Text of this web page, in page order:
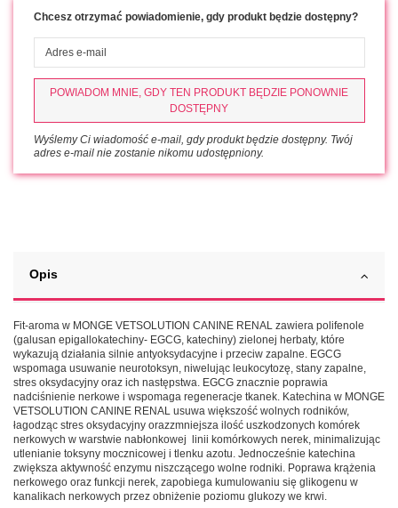
Chcesz otrzymać powiadomienie, gdy produkt będzie dostępny?
POWIADOM MNIE, GDY TEN PRODUKT BĘDZIE PONOWNIE
DOSTĘPNY
Wyślemy Ci wiadomość e-mail, gdy produkt będzie dostępny. Twój
adres e-mail nie zostanie nikomu udostępniony.
Opis
Fit-aroma w MONGE VETSOLUTION CANINE RENAL zawiera polifenole
(galusan epigallokatechiny- EGCG, katechiny) zielonej herbaty, które
wykazują działania silnie antyoksydacyjne i przeciw zapalne. EGCG
wspomaga usuwanie neurotoksyn, niwelując leukocytozę, stany zapalne,
stres oksydacyjny oraz ich następstwa. EGCG znacznie poprawia
nadciśnienie nerkowe i wspomaga regeneracje tkanek. Katechina w MONGE
VETSOLUTION CANINE RENAL usuwa większość wolnych rodników,
łagodząc stres oksydacyjny orazzmniejsza ilość uszkodzonych komórek
nerkowych w warstwie nabłonkowej linii komórkowych nerek, minimalizując
utlenianie toksyny mocznicowej i tlenku azotu. Jednocześnie katechina
zwiększa aktywność enzymu niszczącego wolne rodniki. Poprawa krążenia
nerkowego oraz funkcji nerek, zapobiega kumulowaniu się glikogenu w
kanalikach nerkowych przez obniżenie poziomu glukozy we krwi.